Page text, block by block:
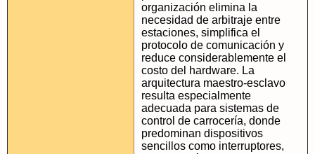
organización elimina la
necesidad de arbitraje entre
estaciones, simplifica el
protocolo de comunicación y
reduce considerablemente el
costo del hardware. La
arquitectura maestro-esclavo
resulta especialmente
adecuada para sistemas de
control de carrocería, donde
predominan dispositivos
sencillos como interruptores,